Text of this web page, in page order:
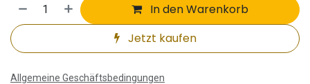
In den Warenkorb
Jetzt kaufen
Allgemeine Geschäftsbedingungen